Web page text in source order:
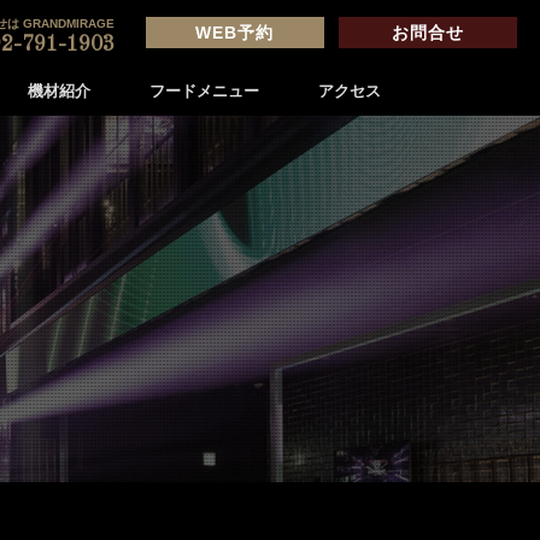
機材紹介 フードメニュー アクセス
は GRANDMIRAGE
791-1903
WEB予約 お問合せ